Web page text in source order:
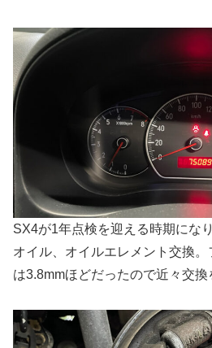
SX4が1年点検を迎える時期にな
オイル、オイルエレメント交換
は3.8mmほどだったので近々交換